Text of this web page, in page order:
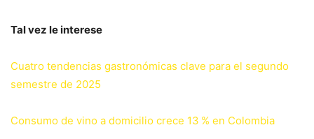
Tal vez le interese
Cuatro tendencias gastronómicas clave para el segundo
semestre de 2025
Consumo de vino a domicilio crece 13 % en Colombia